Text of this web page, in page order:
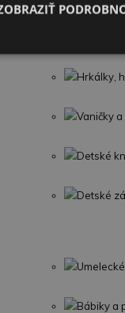
Hrkálky,
Vaničky
Detské
Detské
Bábiky a